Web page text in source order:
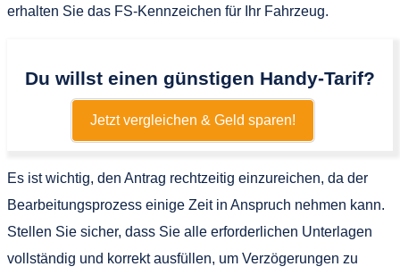
erhalten Sie das FS-Kennzeichen für Ihr Fahrzeug.
Du willst einen günstigen Handy-Tarif?
Jetzt vergleichen & Geld sparen!
Es ist wichtig, den Antrag rechtzeitig einzureichen, da der
Bearbeitungsprozess einige Zeit in Anspruch nehmen kann.
Stellen Sie sicher, dass Sie alle erforderlichen Unterlagen
vollständig und korrekt ausfüllen, um Verzögerungen zu